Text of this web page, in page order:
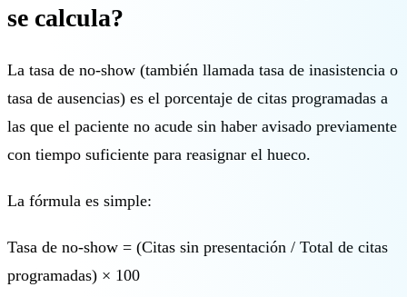
🇪🇸 ES
se calcula?
La tasa de no-show (también llamada tasa de inasistencia o
tasa de ausencias) es el porcentaje de citas programadas a
las que el paciente no acude sin haber avisado previamente
con tiempo suficiente para reasignar el hueco.
La fórmula es simple:
Tasa de no-show = (Citas sin presentación / Total de citas
programadas) × 100